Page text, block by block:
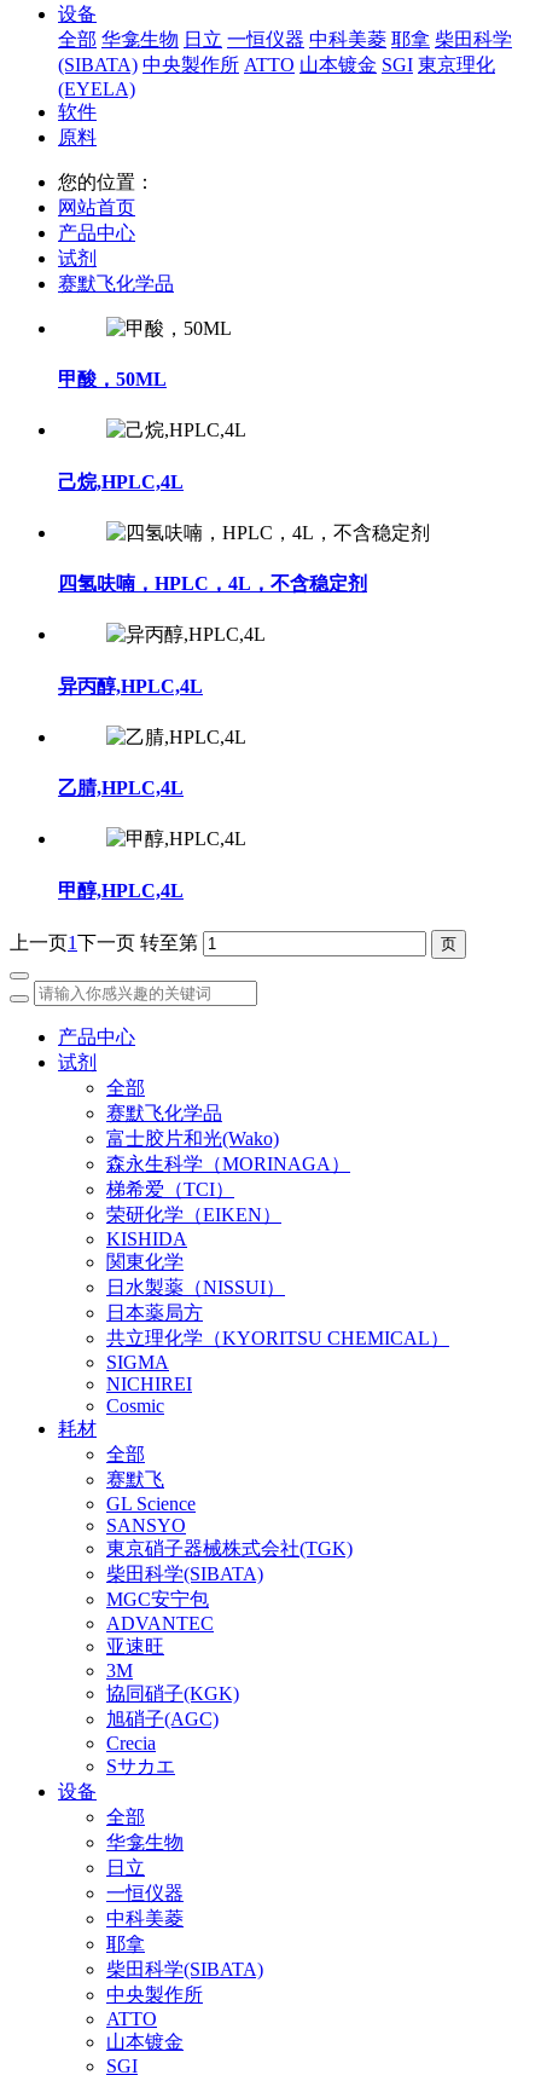
设备
全部 华龛生物 日立 一恒仪器 中科美菱 耶拿 柴田科学
(SIBATA) 中央製作所 ATTO 山本镀金 SGI 東京理化
(EYELA)
软件
原料
您的位置：
网站首页
产品中心
试剂
赛默飞化学品
甲酸，50ML
己烷,HPLC,4L
四氢呋喃，HPLC，4L，不含稳定剂
异丙醇,HPLC,4L
乙腈,HPLC,4L
甲醇,HPLC,4L
上一页1下一页 转至第
产品中心
试剂
全部
赛默飞化学品
富士胶片和光(Wako)
森永生科学（MORINAGA）
梯希爱（TCI）
荣研化学（EIKEN）
KISHIDA
関東化学
日水製薬（NISSUI）
日本薬局方
共立理化学（KYORITSU CHEMICAL）
SIGMA
NICHIREI
Cosmic
耗材
全部
赛默飞
GL Science
SANSYO
東京硝子器械株式会社(TGK)
柴田科学(SIBATA)
MGC安宁包
ADVANTEC
亚速旺
3M
協同硝子(KGK)
旭硝子(AGC)
Crecia
Sサカエ
设备
全部
华龛生物
日立
一恒仪器
中科美菱
耶拿
柴田科学(SIBATA)
中央製作所
ATTO
山本镀金
SGI